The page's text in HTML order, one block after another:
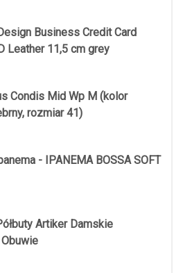
Business Credit Card
Leather 11,5 cm grey
Condis Mid Wp M (kolor
rozmiar 41)
- IPANEMA BOSSA SOFT
Artiker Damskie